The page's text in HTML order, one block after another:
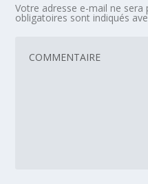
Votre adresse e-mail ne sera
obligatoires sont indiqués